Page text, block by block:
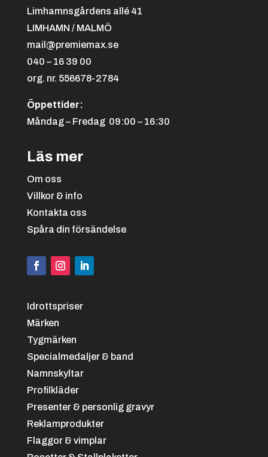
Limhamnsgårdens allé 41
LIMHAMN / MALMÖ
mail@premiemax.se
040 – 16 39 00
org. nr. 556678-2784
Öppettider:
Måndag – Fredag 09:00 – 16:30
Läs mer
Om oss
Villkor & info
Kontakta oss
Spåra din försändelse
Idrottspriser
Märken
Tygmärken
Specialmedaljer & band
Namnskyltar
Profilkläder
Presenter & personlig gravyr
Reklamprodukter
Flaggor & vimplar